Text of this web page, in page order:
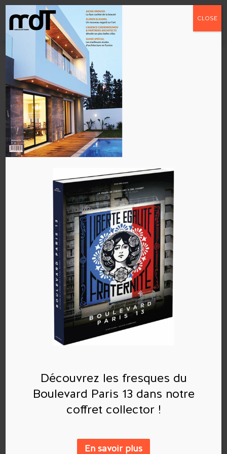
mdt-street-art-13-
520-5
paradmin|Sep 15, 2017
Commentaires récents
Archives
Catégories
Découvrez les fresques du
Boulevard Paris 13 dans notre
coffret collector !
En savoir plus
CLOSE